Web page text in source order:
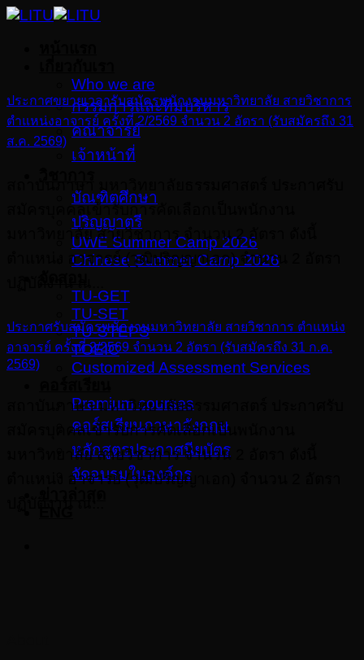
Skip
Who we are
กรรมการและทีมบริหาร
คณาจารย์
เจ้าหน้าที่
บัณฑิตศึกษา
ปริญญาตรี
UWE Summer Camp 2026
Chinese Summer Camp 2026
TU-GET
TU-SET
TU-STEPS
TOEIC
Customized Assessment Services
Premium courses
คอร์สเรียนภาษาอังกฤษ
หลักสูตรประกาศนียบัตร
จัดอบรมในองค์กร
ประกาศขยายเวลารับสมัครพนักงานมหาวิทยาลัย สายวิชาการ
ตำแหน่งอาจารย์ ครั้งที่ 2/2569 จำนวน 2 อัตรา (รับสมัครถึง 31
ส.ค. 2569)
สถาบันภาษา มหาวิทยาลัยธรรมศาสตร์ ประกาศรับ
สมัครบุคคลเข้ารับการคัดเลือกเป็นพนักงาน
มหาวิทยาลัย สายวิชาการ จำนวน 2 อัตรา ดังนี้
ตำแหน่ง อาจารย์ (วุฒิปริญญาเอก) จำนวน 2 อัตรา
ประกาศรับสมัครพนักงานมหาวิทยาลัย สายวิชาการ ตำแหน่ง
อาจารย์ ครั้งที่ 2/2569 จำนวน 2 อัตรา (รับสมัครถึง 31 ก.ค.
2569)
สถาบันภาษา มหาวิทยาลัยธรรมศาสตร์ ประกาศรับ
สมัครบุคคลเข้ารับการคัดเลือกเป็นพนักงาน
มหาวิทยาลัย สายวิชาการ จำนวน 2 อัตรา ดังนี้
ตำแหน่ง อาจารย์ (วุฒิปริญญาเอก) จำนวน 2 อัตรา